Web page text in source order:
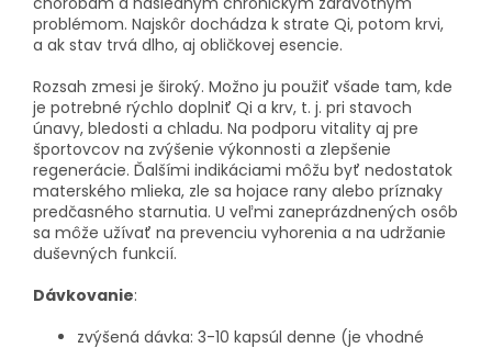
problémom. Najskôr dochádza k strate Qi, potom krvi,
a ak stav trvá dlho, aj obličkovej esencie.
Rozsah zmesi je široký. Možno ju použiť všade tam, kde
je potrebné rýchlo doplniť Qi a krv, t. j. pri stavoch
únavy, bledosti a chladu. Na podporu vitality aj pre
športovcov na zvýšenie výkonnosti a zlepšenie
regenerácie. Ďalšími indikáciami môžu byť nedostatok
materského mlieka, zle sa hojace rany alebo príznaky
predčasného starnutia. U veľmi zaneprázdnených osôb
sa môže užívať na prevenciu vyhorenia a na udržanie
duševných funkcií.
Dávkovanie:
zvýšená dávka: 3-10 kapsúl denne (je vhodné